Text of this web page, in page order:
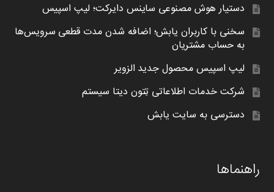
دستیار هوش مصنوعی ساینس دایرکت؛ لیپ اسپیس
سخنی با کاربران یابش؛ اضافه شدن مدت قطعی سرویس‌ها
به حساب مشتریان
لیپ اسپیس محصول جدید الزویر
شرکت خدمات اطلاعاتی تِتون دیتا سیستم
دسترسی به سایت یابش
راهنماها